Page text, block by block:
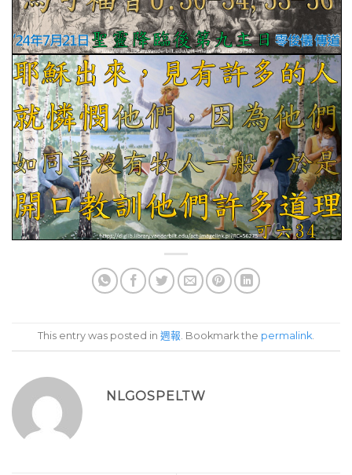
This entry was posted in 週報. Bookmark the permalink.
NLGOSPELTW